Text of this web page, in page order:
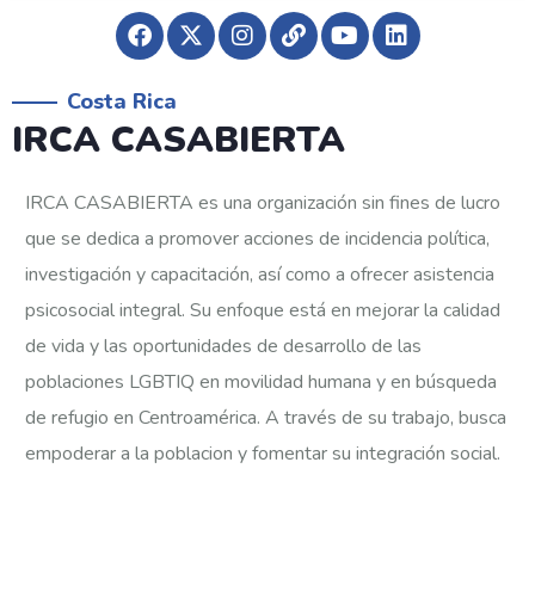
Costa Rica
IRCA CASABIERTA
IRCA CASABIERTA es una organización sin fines de lucro
que se dedica a promover acciones de incidencia política,
investigación y capacitación, así como a ofrecer asistencia
psicosocial integral. Su enfoque está en mejorar la calidad
de vida y las oportunidades de desarrollo de las
poblaciones LGBTIQ en movilidad humana y en búsqueda
de refugio en Centroamérica. A través de su trabajo, busca
empoderar a la poblacion y fomentar su integración social.